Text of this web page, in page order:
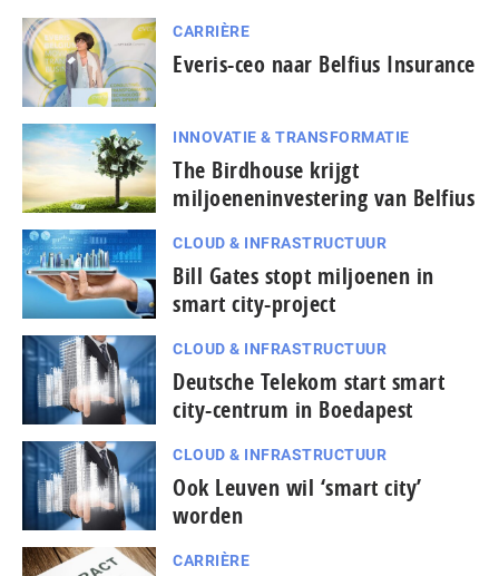
CARRIÈRE
Everis-ceo naar Belfius Insurance
INNOVATIE & TRANSFORMATIE
The Birdhouse krijgt
miljoeneninvestering van Belfius
CLOUD & INFRASTRUCTUUR
Bill Gates stopt miljoenen in
smart city-project
CLOUD & INFRASTRUCTUUR
Deutsche Telekom start smart
city-centrum in Boedapest
CLOUD & INFRASTRUCTUUR
Ook Leuven wil ‘smart city’
worden
CARRIÈRE